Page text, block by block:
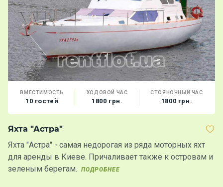
ВМЕСТИМОСТЬ
10 гостей
ХОДОВОЙ ЧАС
1800 грн.
СТОЯНОЧНЫЙ ЧАС
1800 грн.
Яхта "Астра"
Яхта "Астра" - самая недорогая из ряда моторных яхт
для аренды в Киеве. Причаливает также к островам и
зеленым берегам.
ПОДРОБНЕЕ